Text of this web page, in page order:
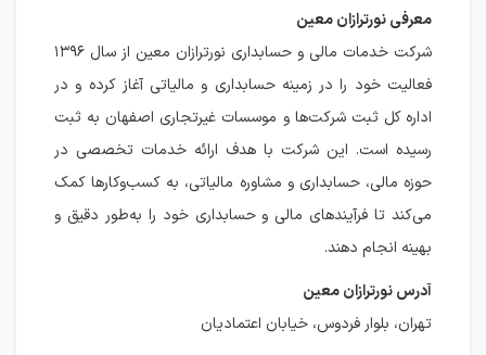
معرفی نورترازان معین
شرکت خدمات مالی و حسابداری نورترازان معین از سال ۱۳۹۶
فعالیت خود را در زمینه حسابداری و مالیاتی آغاز کرده و در
اداره کل ثبت شرکت‌ها و موسسات غیرتجاری اصفهان به ثبت
رسیده است. این شرکت با هدف ارائه خدمات تخصصی در
حوزه مالی، حسابداری و مشاوره مالیاتی، به کسب‌وکارها کمک
می‌کند تا فرآیندهای مالی و حسابداری خود را به‌طور دقیق و
بهینه انجام دهند.
آدرس نورترازان معین
تهران، بلوار فردوس، خیابان اعتمادیان